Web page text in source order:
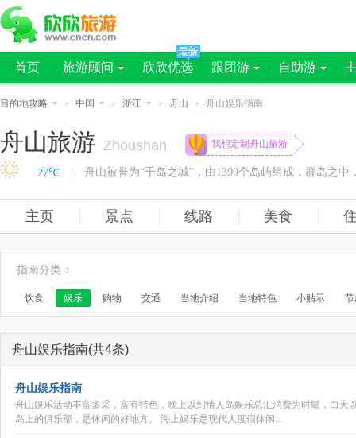
首页 旅游顾问 欣欣优选 跟团游 自助游
目的地攻略 > 中国 > 浙江 > 舟山 > 舟山娱乐指南
舟山旅游 Zhoushan 我想定制舟山旅游
27℃
主页 景点 线路 美食
指南分类 ：
饮食 娱乐 购物 交通 当地介绍 当地特色 小贴示
舟山娱乐指南(共4条)
舟山娱乐指南
舟山娱乐活动丰富多采，富有特色，晚上以到情人岛娱乐总汇消费为时髦，白天
岛上的俱乐部，是休闲的好地方。 海上娱乐是现代人度假休闲...